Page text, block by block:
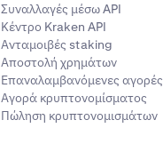
Συναλλαγές μέσω API
Κέντρο Kraken API
Ανταμοιβές staking
Αποστολή χρημάτων
Επαναλαμβανόμενες αγορές
Αγορά κρυπτονομίσματος
Πώληση κρυπτονομισμάτων